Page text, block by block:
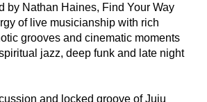
by Nathan Haines, Find Your Way
of live musicianship with rich
grooves and cinematic moments
jazz, deep funk and late night
and locked groove of Juju